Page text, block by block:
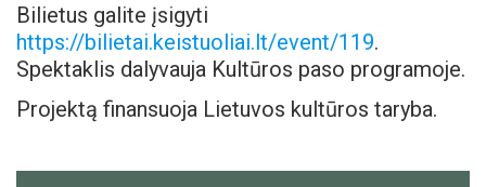
Bilietus galite įsigyti
https://bilietai.keistuoliai.lt/event/119.
Spektaklis dalyvauja Kultūros paso programoje.
Projektą finansuoja Lietuvos kultūros taryba.